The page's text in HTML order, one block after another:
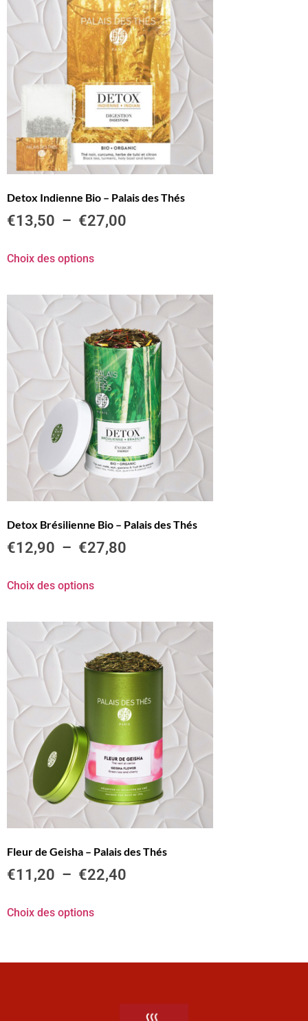
Detox Indienne Bio – Palais des Thés
€13,50 – €27,00
Choix des options
Detox Brésilienne Bio – Palais des Thés
€12,90 – €27,80
Choix des options
Fleur de Geisha – Palais des Thés
€11,20 – €22,40
Choix des options